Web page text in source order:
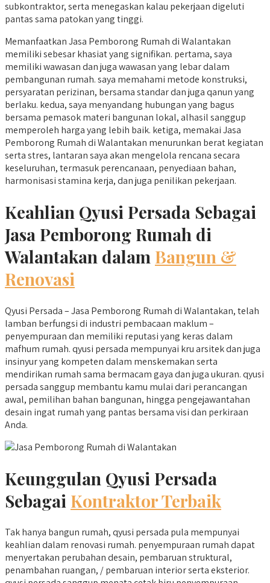
subkontraktor, serta menegaskan kalau pekerjaan digeluti
pantas sama patokan yang tinggi.
Memanfaatkan Jasa Pemborong Rumah di Walantakan
memiliki sebesar khasiat yang signifikan. pertama, saya
memiliki wawasan dan juga wawasan yang lebar dalam
pembangunan rumah. saya memahami metode konstruksi,
persyaratan perizinan, bersama standar dan juga qanun yang
berlaku. kedua, saya menyandang hubungan yang bagus
bersama pemasok materi bangunan lokal, alhasil sanggup
memperoleh harga yang lebih baik. ketiga, memakai Jasa
Pemborong Rumah di Walantakan menurunkan berat kegiatan
serta stres, lantaran saya akan mengelola rencana secara
keseluruhan, termasuk perencanaan, penyediaan bahan,
harmonisasi stamina kerja, dan juga penilikan pekerjaan.
Keahlian Qyusi Persada Sebagai
Jasa Pemborong Rumah di
Walantakan dalam Bangun &
Renovasi
Qyusi Persada – Jasa Pemborong Rumah di Walantakan, telah
lamban berfungsi di industri pembacaan maklum –
penyempuraan dan memiliki reputasi yang keras dalam
mafhum rumah. qyusi persada mempunyai kru arsitek dan juga
insinyur yang kompeten dalam menskemakan serta
mendirikan rumah sama bermacam gaya dan juga ukuran. qyusi
persada sanggup membantu kamu mulai dari perancangan
awal, pemilihan bahan bangunan, hingga pengejawantahan
desain ingat rumah yang pantas bersama visi dan perkiraan
Anda.
Keunggulan Qyusi Persada
Sebagai Kontraktor Terbaik
Tak hanya bangun rumah, qyusi persada pula mempunyai
keahlian dalam renovasi rumah. penyempuraan rumah dapat
menyertakan perubahan desain, pembaruan struktural,
penambahan ruangan, / pembaruan interior serta eksterior.